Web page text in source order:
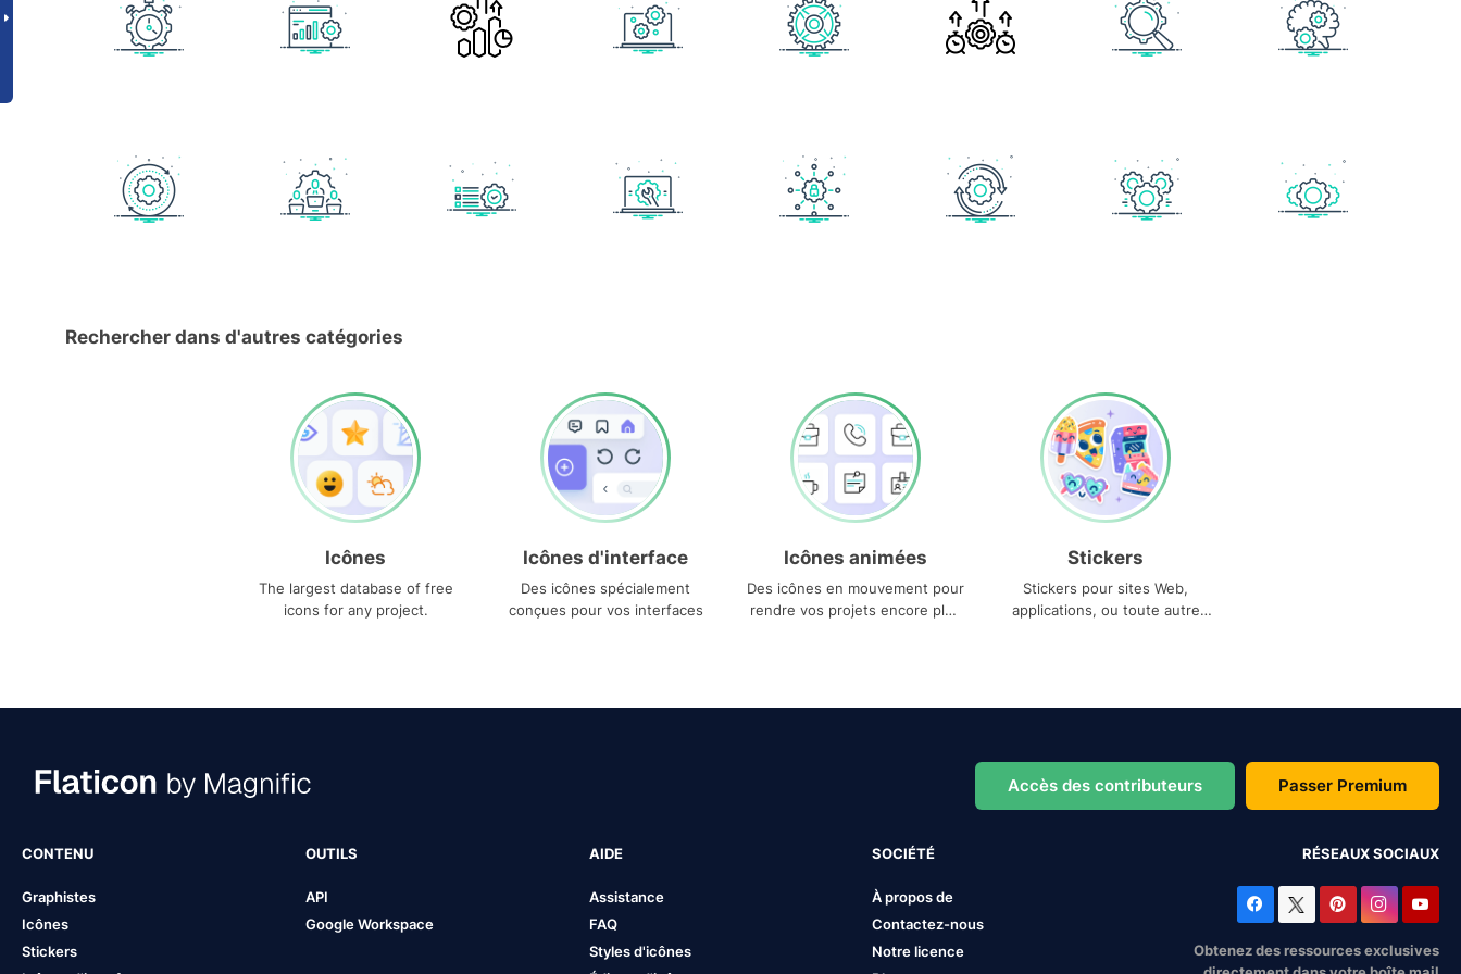
Rechercher dans d'autres catégories
Icônes
The largest database of free
icons for any project.
Icônes d'interface
Des icônes spécialement
conçues pour vos interfaces
Icônes animées
Des icônes en mouvement pour
rendre vos projets encore plus
Stickers
Stickers pour sites Web,
applications, ou toute autre
Accès des contributeurs Passer Premium
CONTENU
Graphistes
Icônes
Stickers
OUTILS
API
Google Workspace
AIDE
Assistance
FAQ
Styles d'icônes
SOCIÉTÉ
À propos de
Contactez-nous
Notre licence
RÉSEAUX SOCIAUX
Obtenez des ressources exclusives